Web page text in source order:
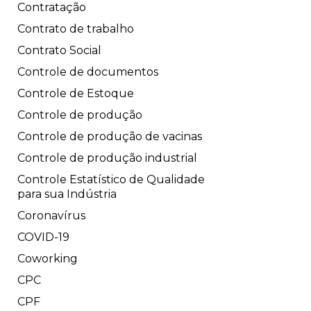
Contratação
Contrato de trabalho
Contrato Social
Controle de documentos
Controle de Estoque
Controle de produção
Controle de produção de vacinas
Controle de produção industrial
Controle Estatístico de Qualidade
para sua Indústria
Coronavírus
COVID-19
Coworking
CPC
CPF